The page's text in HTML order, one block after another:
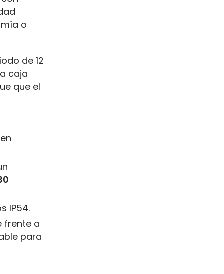
o
de 12
caja
que el
IP54.
frente a
para